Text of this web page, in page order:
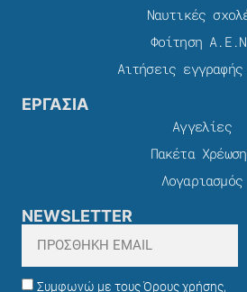
Ναυτικές
Φοίτηση
Αιτήσεις
ΕΡΓΑΣΙΑ
Αγγελίες
Πακέτα
Λογαριασμός
NEWSLETTER
Συμφωνώ με τους Όρους χρήσης,